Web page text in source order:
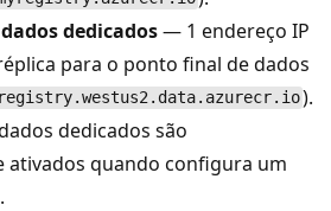
dedicados— 1 endereço IP
para o ponto final de dados
).
dedicados são
ativados quando configura um